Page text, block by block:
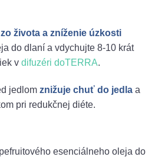
života a zníženie úzkosti
do dlaní a vdychujte 8-10 krát
v difuzéri doTERRA.
jedlom znižuje chuť do jedla a
pri redukčnej diéte.
esenciálneho oleja do